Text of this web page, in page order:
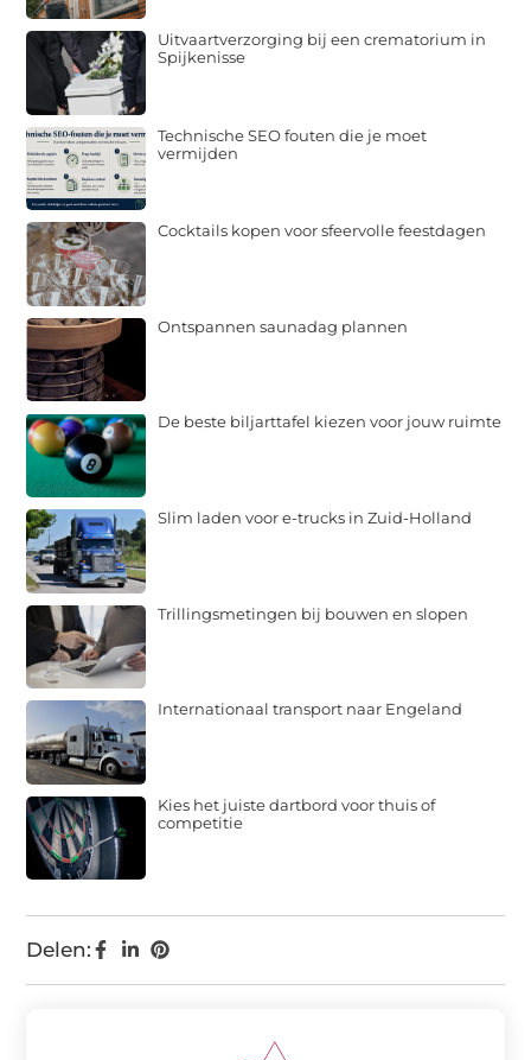
Delen:
Uitvaartverzorging bij een crematorium in
Spijkenisse
Technische SEO fouten die je moet
vermijden
Cocktails kopen voor sfeervolle feestdagen
Ontspannen saunadag plannen
De beste biljarttafel kiezen voor jouw ruimte
Slim laden voor e-trucks in Zuid-Holland
Trillingsmetingen bij bouwen en slopen
Internationaal transport naar Engeland
Kies het juiste dartbord voor thuis of
competitie